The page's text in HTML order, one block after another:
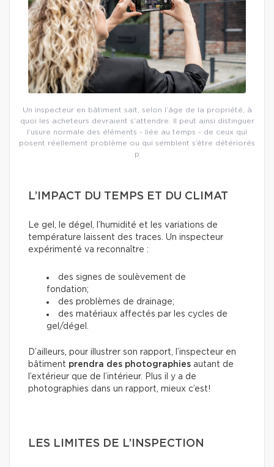
Un inspecteur en bâtiment sait, selon l’âge de la propriété, à
quoi les acheteurs devraient s’attendre. Il peut ainsi distinguer
l’usure normale des éléments - liée au temps - de ceux qui
posent réellement problème ou qui semblent s’être détériorés
p
L’IMPACT DU TEMPS ET DU CLIMAT
Le gel, le dégel, l’humidité et les variations de
température laissent des traces. Un inspecteur
expérimenté va reconnaître :
des signes de soulèvement de
fondation;
des problèmes de drainage;
des matériaux affectés par les cycles de
gel/dégel.
D’ailleurs, pour illustrer son rapport, l’inspecteur en
bâtiment prendra des photographies autant de
l’extérieur que de l’intérieur. Plus il y a de
photographies dans un rapport, mieux c’est!
LES LIMITES DE L’INSPECTION